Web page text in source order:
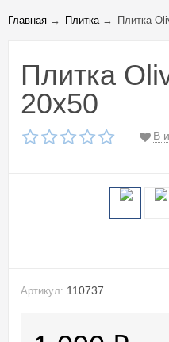
Главная → Плитка→ Плитка
Плитка
20x50
В
Артикул: 110737